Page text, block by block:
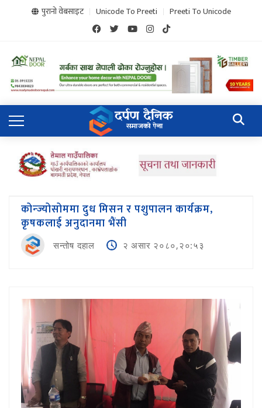
पुरानो वेबसाइट Unicode To Preeti Preeti To Unicode
कोन्ज्योसोममा दुध मिसन र पशुपालन कार्यक्रम,
कृषकलाई अनुदानमा भैंसी
सन्तोष दहाल २ असार २०८०,२०:५३